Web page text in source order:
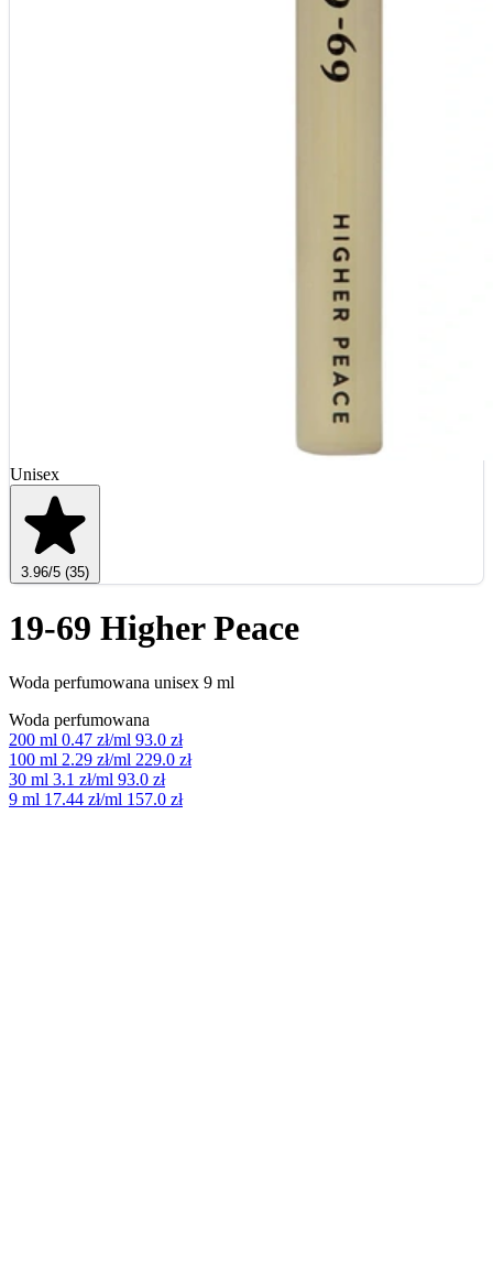
Unisex
3.96/5 (35)
19-69 Higher Peace
Woda perfumowana unisex 9 ml
Woda perfumowana
200 ml 0.47 zł/ml 93.0 zł
100 ml 2.29 zł/ml 229.0 zł
30 ml 3.1 zł/ml 93.0 zł
9 ml 17.44 zł/ml 157.0 zł